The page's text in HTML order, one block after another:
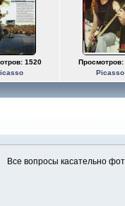
1520
Просмотров:
Picasso
Все вопросы касательно